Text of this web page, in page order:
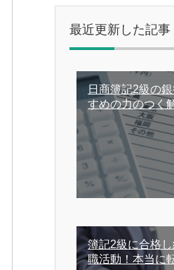
最近更新した記事
日商簿記2級の
すめの力のつく
簿記2級に合格
職活動！本当に